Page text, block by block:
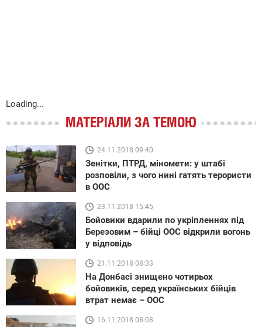
Loading...
МАТЕРІАЛИ ЗА ТЕМОЮ
24.11.2018 09:40
Зенітки, ПТРД, міномети: у штабі
розповіли, з чого нині гатять терористи
в ООС
23.11.2018 15:45
Бойовики вдарили по укріпленнях під
Березовим – бійці ООС відкрили вогонь
у відповідь
21.11.2018 08:33
На Донбасі знищено чотирьох
бойовиків, серед українських бійців
втрат немає – ООС
16.11.2018 08:08